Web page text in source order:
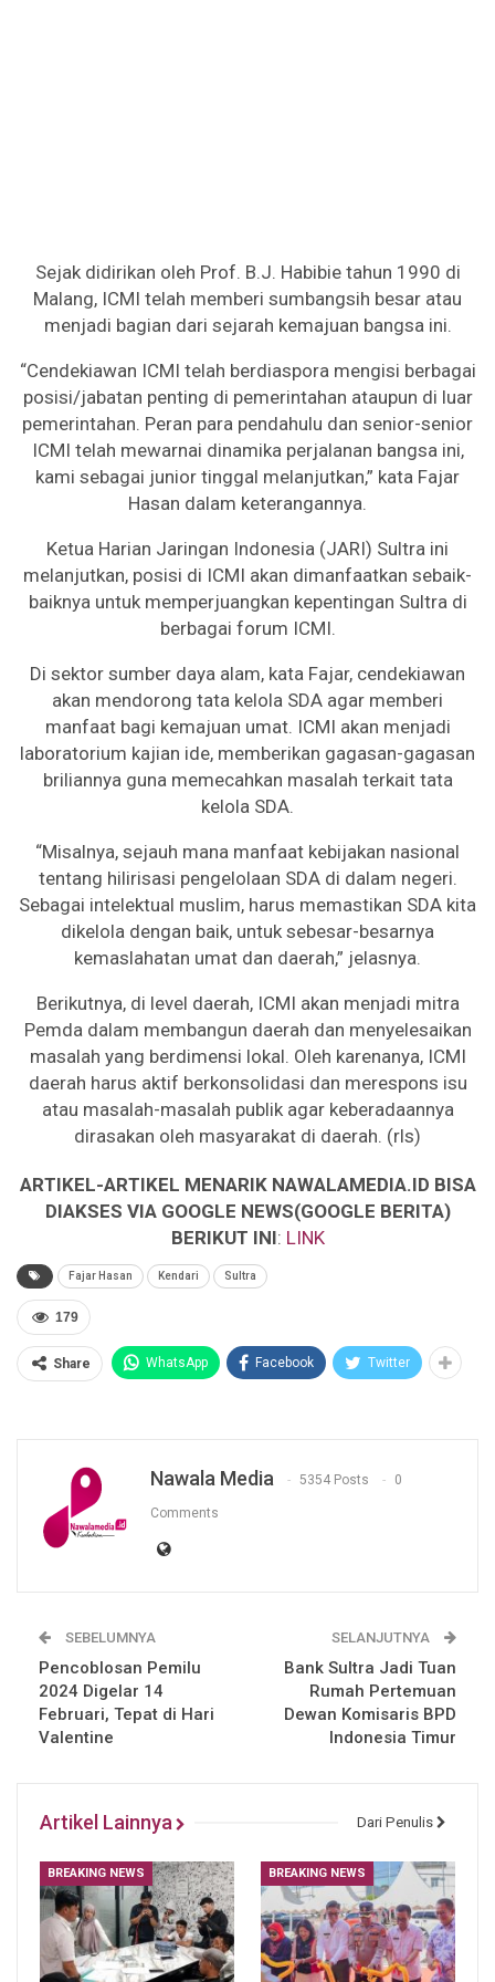
Sejak didirikan oleh Prof. B.J. Habibie tahun 1990 di
Malang, ICMI telah memberi sumbangsih besar atau
menjadi bagian dari sejarah kemajuan bangsa ini.
“Cendekiawan ICMI telah berdiaspora mengisi berbagai
posisi/jabatan penting di pemerintahan ataupun di luar
pemerintahan. Peran para pendahulu dan senior-senior
ICMI telah mewarnai dinamika perjalanan bangsa ini,
kami sebagai junior tinggal melanjutkan,” kata Fajar
Hasan dalam keterangannya.
Ketua Harian Jaringan Indonesia (JARI) Sultra ini
melanjutkan, posisi di ICMI akan dimanfaatkan sebaik-
baiknya untuk memperjuangkan kepentingan Sultra di
berbagai forum ICMI.
Di sektor sumber daya alam, kata Fajar, cendekiawan
akan mendorong tata kelola SDA agar memberi
manfaat bagi kemajuan umat. ICMI akan menjadi
laboratorium kajian ide, memberikan gagasan-gagasan
briliannya guna memecahkan masalah terkait tata
kelola SDA.
“Misalnya, sejauh mana manfaat kebijakan nasional
tentang hilirisasi pengelolaan SDA di dalam negeri.
Sebagai intelektual muslim, harus memastikan SDA kita
dikelola dengan baik, untuk sebesar-besarnya
kemaslahatan umat dan daerah,” jelasnya.
Berikutnya, di level daerah, ICMI akan menjadi mitra
Pemda dalam membangun daerah dan menyelesaikan
masalah yang berdimensi lokal. Oleh karenanya, ICMI
daerah harus aktif berkonsolidasi dan merespons isu
atau masalah-masalah publik agar keberadaannya
dirasakan oleh masyarakat di daerah. (rls)
ARTIKEL-ARTIKEL MENARIK NAWALAMEDIA.ID BISA
DIAKSES VIA GOOGLE NEWS(GOOGLE BERITA)
BERIKUT INI: LINK
Fajar Hasan Kendari Sultra
179
Share WhatsApp Facebook Twitter
Nawala Media 5354 Posts 0
Comments
SEBELUMNYA
Pencoblosan Pemilu
2024 Digelar 14
Februari, Tepat di Hari
Valentine
SELANJUTNYA
Bank Sultra Jadi Tuan
Rumah Pertemuan
Dewan Komisaris BPD
Indonesia Timur
Artikel Lainnya Dari Penulis
BREAKING NEWS BREAKING NEWS